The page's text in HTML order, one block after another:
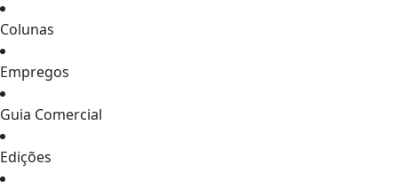
Colunas
Empregos
Guia Comercial
Edições